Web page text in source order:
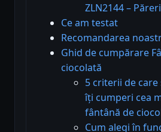
ZLN2144 – Păreri
Ce am testat
Recomandarea
Ghid de cumpărare
ciocolată
5 criterii de
îți cumperi cea
fântână de
Cum alegi în